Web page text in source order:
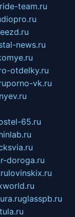
team.ru
news.ru
otdelky.ru
porno-vk.ru
65.ru
doroga.ru
lovinskix.ru
glasspb.ru